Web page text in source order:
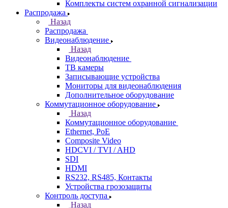
Комплекты систем охранной сигнализации
Распродажа
Назад
Распродажа
Видеонаблюдение
Назад
Видеонаблюдение
ТВ камеры
Записывающие устройства
Мониторы для видеонаблюдения
Дополнительное оборудование
Коммутационное оборудование
Назад
Коммутационное оборудование
Ethernet, PoE
Composite Video
HDCVI / TVI / AHD
SDI
HDMI
RS232, RS485, Контакты
Устройства грозозащиты
Контроль доступа
Назад